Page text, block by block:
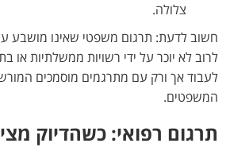
צלולה.
חשוב לדעת: תרגום משפטי שאינו מושבע
לרוב לא יוכר על ידי רשויות ממשלתיות או
לעבוד אך ורק עם מתרגמים מוסמכים
המשפטים.
תרגום רפואי: כשהדיוק